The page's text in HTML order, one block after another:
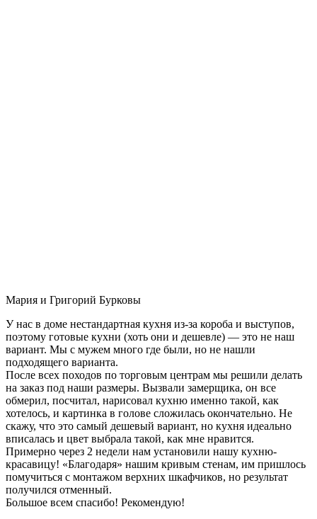
Мария и Григорий Бурковы
У нас в доме нестандартная кухня из-за короба и выступов,
поэтому готовые кухни (хоть они и дешевле) — это не наш
вариант. Мы с мужем много где были, но не нашли
подходящего варианта.
После всех походов по торговым центрам мы решили делать
на заказ под наши размеры. Вызвали замерщика, он все
обмерил, посчитал, нарисовал кухню именно такой, как
хотелось, и картинка в голове сложилась окончательно. Не
скажу, что это самый дешевый вариант, но кухня идеально
вписалась и цвет выбрала такой, как мне нравится.
Примерно через 2 недели нам установили нашу кухню-
красавицу! «Благодаря» нашим кривым стенам, им пришлось
помучиться с монтажом верхних шкафчиков, но результат
получился отменный.
Большое всем спасибо! Рекомендую!